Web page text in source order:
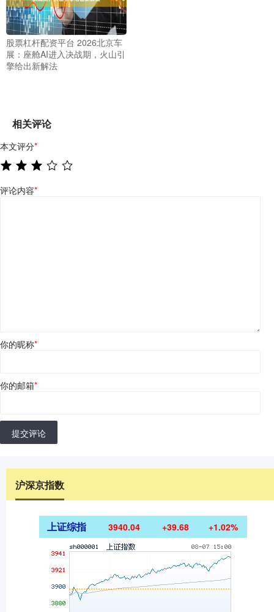
股票杠杆配资平台 2026北京车
展：座舱AI进入决战期，火山引
擎给出新解法
相关评论
本文评分*
评论内容*
你的昵称*
你的邮箱*
提交评论
沪深京指数
上证综指 3940.04 +39.68 +1.02%